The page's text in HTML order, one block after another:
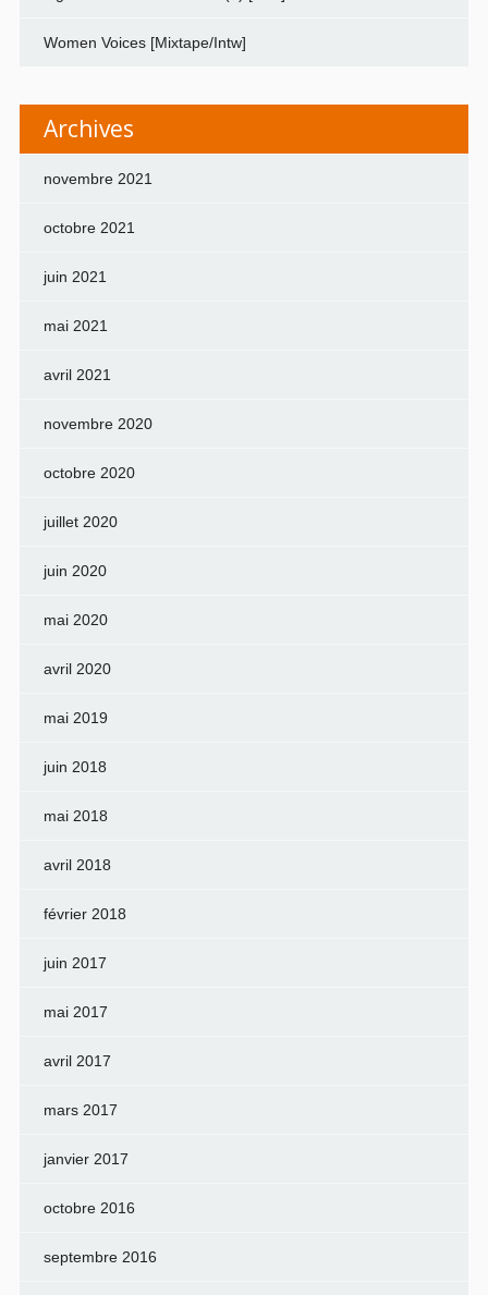
Women Voices [Mixtape/Intw]
Archives
novembre 2021
octobre 2021
juin 2021
mai 2021
avril 2021
novembre 2020
octobre 2020
juillet 2020
juin 2020
mai 2020
avril 2020
mai 2019
juin 2018
mai 2018
avril 2018
février 2018
juin 2017
mai 2017
avril 2017
mars 2017
janvier 2017
octobre 2016
septembre 2016